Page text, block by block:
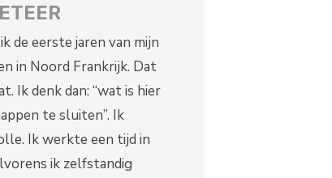
de eerste jaren van mijn
in Noord Frankrijk. Dat
Ik denk dan: “wat is hier
te sluiten”. Ik
Ik werkte een tijd in
ik zelfstandig